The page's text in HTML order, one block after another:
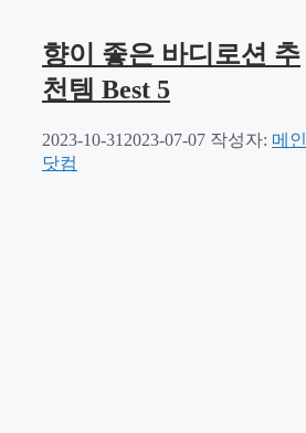
향이 좋은 바디로션 추
천템 Best 5
2023-10-31 2023-07-07 작성자: 메인
닷컴